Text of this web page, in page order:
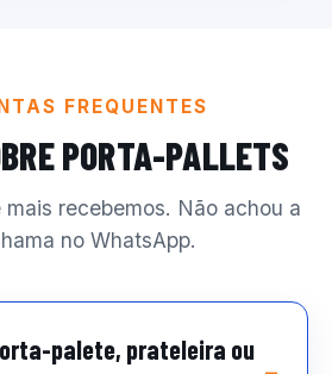
FREQUENTES
PORTA-PALLETS
recebemos. Não achou a
no WhatsApp.
palete, prateleira ou